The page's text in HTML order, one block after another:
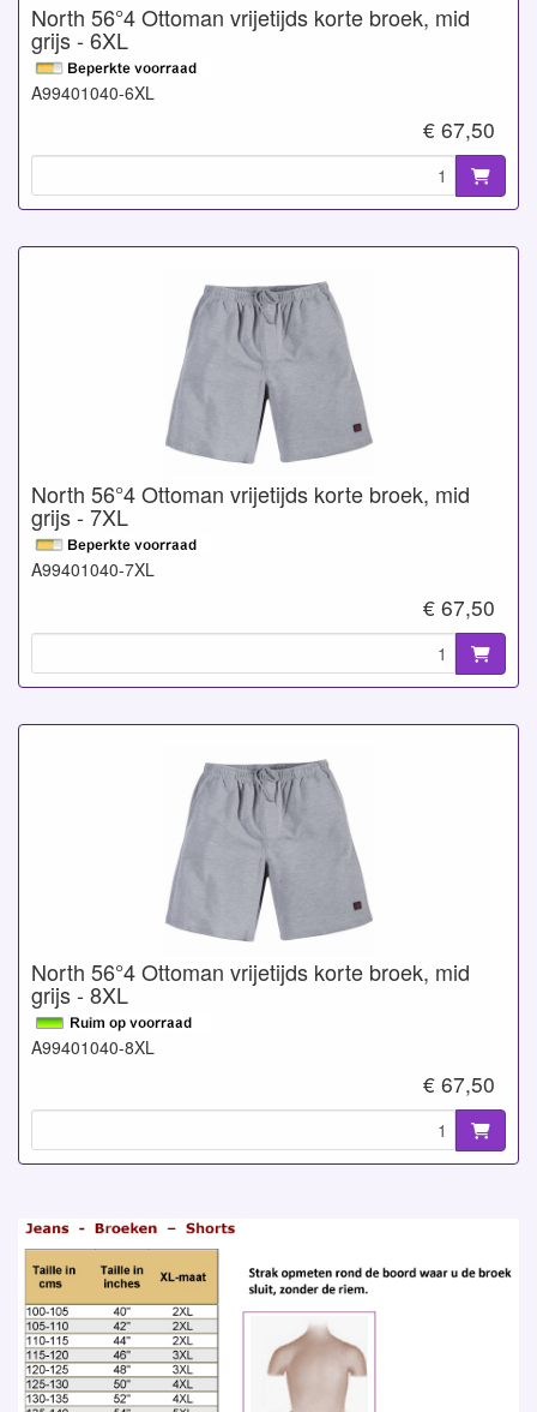
North 56°4 Ottoman vrijetijds korte broek, mid
grijs - 6XL
A99401040-6XL
€ 67,50
North 56°4 Ottoman vrijetijds korte broek, mid
grijs - 7XL
A99401040-7XL
€ 67,50
North 56°4 Ottoman vrijetijds korte broek, mid
grijs - 8XL
A99401040-8XL
€ 67,50